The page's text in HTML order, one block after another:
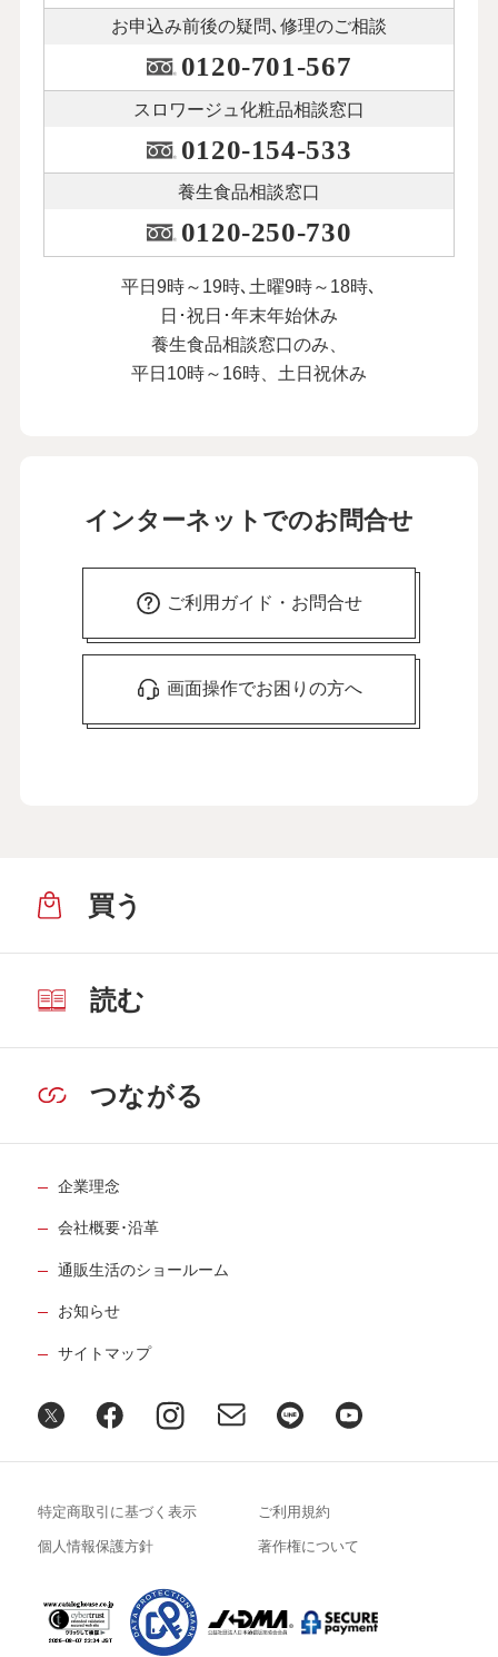
お申込み前後の疑問､修理のご相談
0120-701-567
スロワージュ化粧品相談窓口
0120-154-533
養生食品相談窓口
0120-250-730
平日9時～19時､土曜9時～18時､
日･祝日･年末年始休み
養生食品相談窓口のみ、
平日10時～16時、土日祝休み
インターネットでのお問合せ
ご利用ガイド・お問合せ
画面操作でお困りの方へ
買う
読む
つながる
企業理念
会社概要･沿革
通販生活のショールーム
お知らせ
サイトマップ
特定商取引に基づく表示 ご利用規約
個人情報保護方針 著作権について